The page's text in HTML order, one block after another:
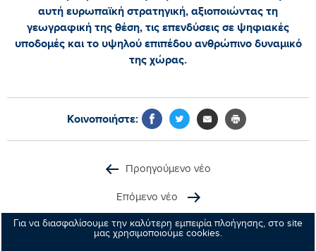
Για να διασφαλίσουμε την καλύτερη εμπειρία πλοήγησης, στο site
μας χρησιμοποιούμε cookies.
αυτή ευρωπαϊκή στρατηγική, αξιοποιώντας τη
γεωγραφική της θέση, τις επενδύσεις σε ψηφιακές
υποδομές και το υψηλού επιπέδου ανθρώπινο δυναμικό
της χώρας.
Κοινοποιήστε:
Προηγούμενο νέο
Επόμενο νέο